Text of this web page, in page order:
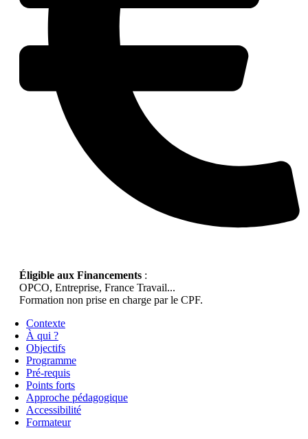
Éligible aux Financements :
OPCO, Entreprise, France Travail...
Formation non prise en charge par le CPF.
Contexte
À qui ?
Objectifs
Programme
Pré-requis
Points forts
Approche pédagogique
Accessibilité
Formateur